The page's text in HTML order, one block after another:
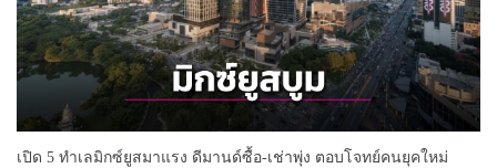
เปิด 5 ทำเลมิกซ์ยูสมาแรง ดีมานด์ซื้อ-เช่าพุ่ง ตอบโจทย์คนยุคใหม่